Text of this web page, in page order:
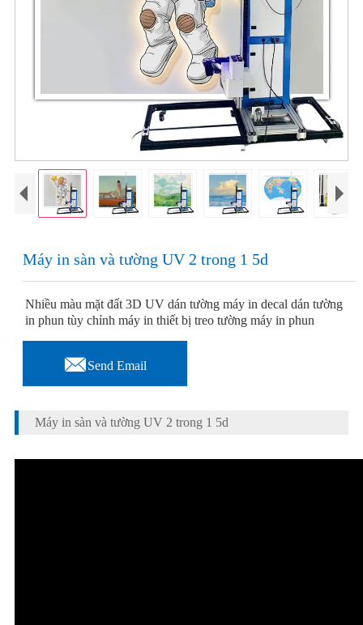
Máy in sàn và tường UV 2 trong 1 5d
Nhiều màu mặt đất 3D UV dán tường máy in decal dán tường
in phun tùy chỉnh máy in thiết bị treo tường máy in phun
Send Email
Máy in sàn và tường UV 2 trong 1 5d